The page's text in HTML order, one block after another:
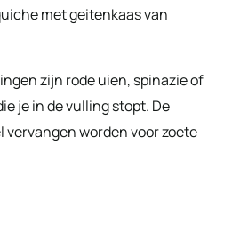
met geitenkaas van
zijn rode uien, spinazie of
je in de vulling stopt. De
vervangen worden voor zoete